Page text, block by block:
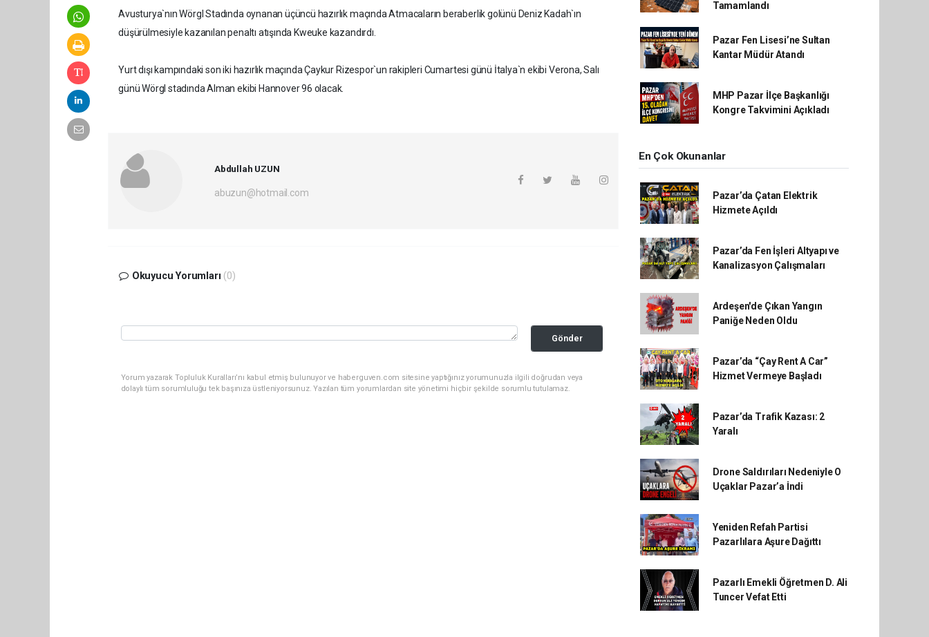
Avusturya`nın Wörgl Stadında oynanan üçüncü hazırlık maçında Atmacaların beraberlik golünü Deniz Kadah`ın
düşürülmesiyle kazanılan penaltı atışında Kweuke kazandırdı.
Yurt dışı kampındaki son iki hazırlık maçında Çaykur Rizespor`un rakipleri Cumartesi günü İtalya`n ekibi Verona, Salı
günü Wörgl stadında Alman ekibi Hannover 96 olacak.
Abdullah UZUN
abuzun@hotmail.com
Okuyucu Yorumları (0)
Gönder
Yorum yazarak Topluluk Kuralları’nı kabul etmiş bulunuyor ve haberguven.com sitesine yaptığınız yorumunuzla ilgili doğrudan veya
dolaylı tüm sorumluluğu tek başınıza üstleniyorsunuz. Yazılan tüm yorumlardan site yönetimi hiçbir şekilde sorumlu tutulamaz.
Tamamlandı
Pazar Fen Lisesi’ne Sultan
Kantar Müdür Atandı
MHP Pazar İlçe Başkanlığı
Kongre Takvimini Açıkladı
En Çok Okunanlar
Pazar’da Çatan Elektrik
Hizmete Açıldı
Pazar’da Fen İşleri Altyapı ve
Kanalizasyon Çalışmaları
Ardeşen'de Çıkan Yangın
Paniğe Neden Oldu
Pazar’da “Çay Rent A Car”
Hizmet Vermeye Başladı
Pazar’da Trafik Kazası: 2
Yaralı
Drone Saldırıları Nedeniyle O
Uçaklar Pazar’a İndi
Yeniden Refah Partisi
Pazarlılara Aşure Dağıttı
Pazarlı Emekli Öğretmen D. Ali
Tuncer Vefat Etti